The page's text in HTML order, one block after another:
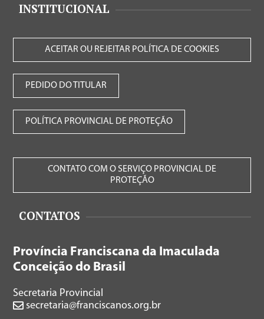
INSTITUCIONAL
ACEITAR OU REJEITAR POLÍTICA DE COOKIES
PEDIDO DO TITULAR
POLÍTICA PROVINCIAL DE PROTEÇÃO
CONTATO COM O SERVIÇO PROVINCIAL DE
PROTEÇÃO
CONTATOS
Província Franciscana da Imaculada
Conceição do Brasil
Secretaria Provincial
secretaria@franciscanos.org.br